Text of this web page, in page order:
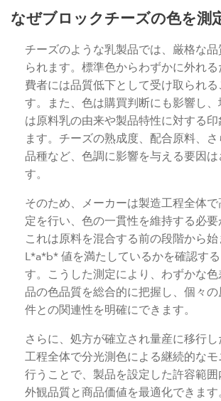
なぜブロックチーズの色を測
チーズのような乳製品では、厳格な
られます。標準色からわずかに外れ
費者には品質低下として受け取られる
す。また、色は購買判断にも影響し
は原料乳の由来や製品特性に対する印
ます。チーズの熟成度、配合原料、
品種など、色調に影響を与える要因
す。
そのため、メーカーは製造工程全体
定を行い、色の一貫性を維持する必要
これは原料を混合する前の段階から
L*a*b* 値を満たしているかを確認す
す。こうした測定により、わずかな
品の色品質を総合的に把握し、個々
件との関連性を明確にできます。
さらに、処方が確立され量産に移行
工程全体で分光測色による継続的な
行うことで、製品を設定した許容範囲
外観品質と商品価値を最適化できま